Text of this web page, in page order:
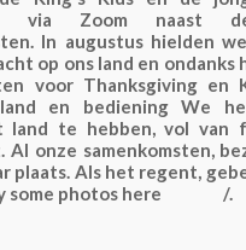
via Zoom naast
In augustus hielden
op ons land en ondanks
voor Thanksgiving en
en bediening We
land te hebben, vol van
onze samenkomsten,
plaats. Als het regent,
some photos here /.